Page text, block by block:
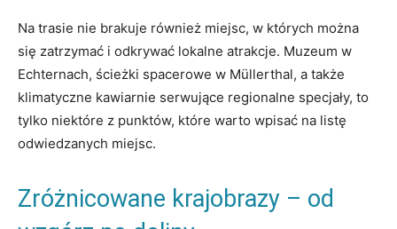
Na trasie nie brakuje również miejsc, w których można
się zatrzymać⁢ i odkrywać lokalne atrakcje. ⁣Muzeum ⁤w
Echternach, ścieżki spacerowe ⁣w Müllerthal, a także
klimatyczne kawiarnie serwujące regionalne specjały, to
tylko niektóre ‌z punktów, ⁢które warto wpisać na ‍listę
odwiedzanych ⁢miejsc.
Zróżnicowane krajobrazy – od